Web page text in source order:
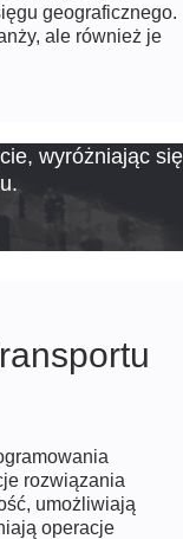
geograficznego.
ale również je
wyróżniając się
rozwiązania
umożliwiają
operacje